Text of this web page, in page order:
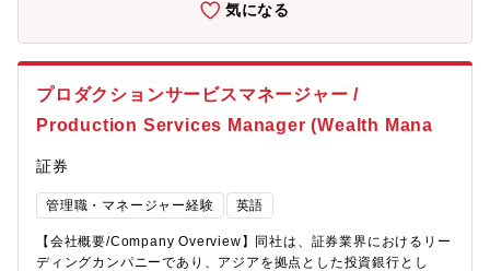
化の為の開発アプリケーションのモニタリング環境の整備障害管
システムのプロセスフローの分析、要件収集、ドキュメンテーシ
ョン本番環境の変更管理、UAT調整、リリース作業、リリース後
のテスト・検証
気になる
プロダクションサービスマネージャー /
Production Services Manager (Wealth Mana
証券
管理職・マネージャー経験 英語
【会社概要/Company Overview】同社は、証券業界におけるリー
ディングカンパニーであり、アジアを拠点とした投資銀行とし